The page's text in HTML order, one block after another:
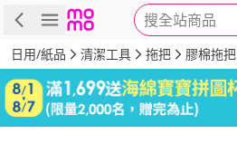
搜全站商品
商品 評價 詳情
日用/紙品 清潔工具 拖把 膠棉拖把